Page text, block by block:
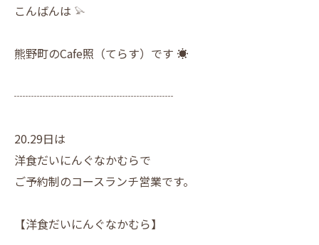
こんばんは 𓅫
熊野町のCafe照（てらす）です ☀︎
┈┈┈┈┈┈┈┈┈┈┈┈┈┈
20.29日は
洋食だいにんぐなかむらで
ご予約制のコースランチ営業です。
【洋食だいにんぐなかむら】